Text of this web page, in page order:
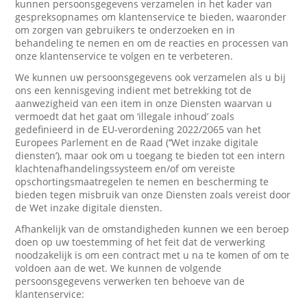
kunnen persoonsgegevens verzamelen in het kader van
gespreksopnames om klantenservice te bieden, waaronder
om zorgen van gebruikers te onderzoeken en in
behandeling te nemen en om de reacties en processen van
onze klantenservice te volgen en te verbeteren.
We kunnen uw persoonsgegevens ook verzamelen als u bij
ons een kennisgeving indient met betrekking tot de
aanwezigheid van een item in onze Diensten waarvan u
vermoedt dat het gaat om ‘illegale inhoud’ zoals
gedefinieerd in de EU-verordening 2022/2065 van het
Europees Parlement en de Raad (‘’Wet inzake digitale
diensten’), maar ook om u toegang te bieden tot een intern
klachtenafhandelingssysteem en/of om vereiste
opschortingsmaatregelen te nemen en bescherming te
bieden tegen misbruik van onze Diensten zoals vereist door
de Wet inzake digitale diensten.
Afhankelijk van de omstandigheden kunnen we een beroep
doen op uw toestemming of het feit dat de verwerking
noodzakelijk is om een contract met u na te komen of om te
voldoen aan de wet. We kunnen de volgende
persoonsgegevens verwerken ten behoeve van de
klantenservice: